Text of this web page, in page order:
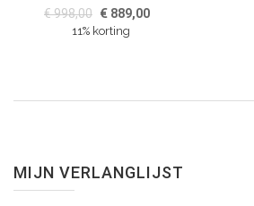
€ 998,00 € 889,00
11% korting
MIJN VERLANGLIJST